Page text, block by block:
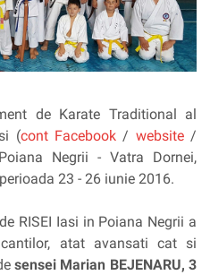
de Karate Traditional al
(cont Facebook / website/
Negrii - Vatra Dornei,
23 - 26 iunie 2016.
RISEI Iasi in Poiana Negrii a
atat avansati cat si
sensei Marian BEJENARU, 3